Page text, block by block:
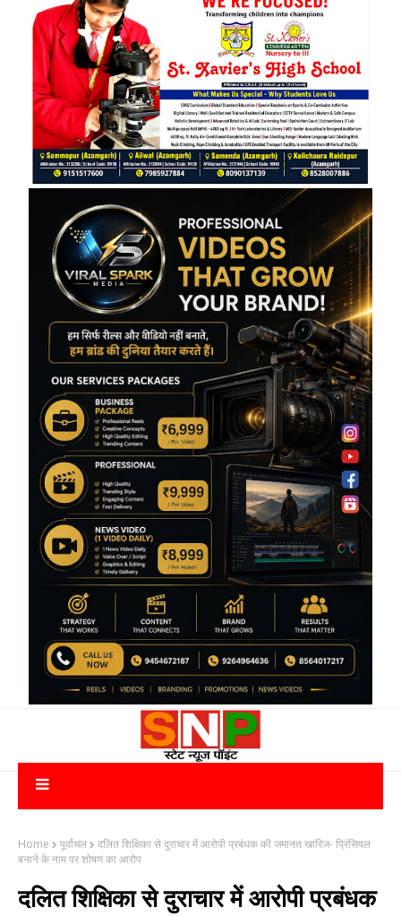
Home पूर्वांचल
दलित शिक्षिका से दुराचार में आरोपी प्रबंधक की जमानत खारिज- प्रिंसिपल
बनाने के नाम पर शोषण का आरोप
दलित शिक्षिका से दुराचार में आरोपी प्रबंधक